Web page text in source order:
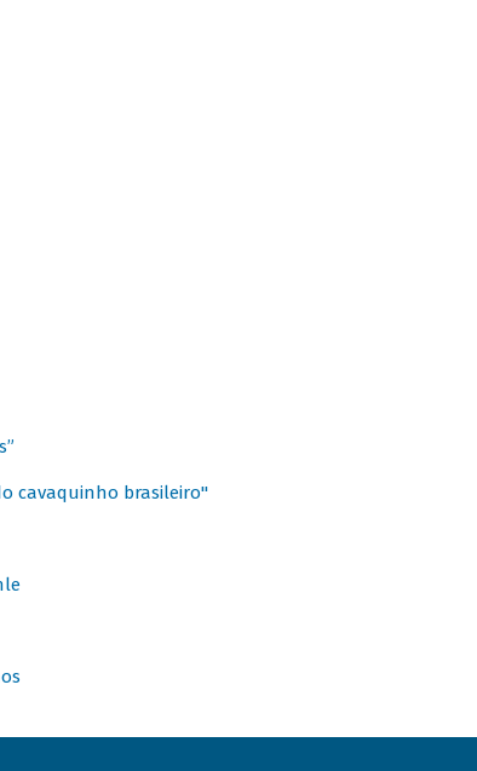
cavaquinho brasileiro"